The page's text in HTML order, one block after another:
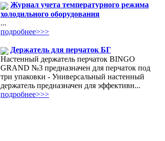
Журнал учета температурного режима
холодильного оборудования
...
подробнее>>>
Держатель для перчаток БГ
Настенный держатель перчаток BINGO
GRAND №3 предназначен для перчаток под
три упаковки - Универсальный настенный
держатель предназначен для эффективн...
подробнее>>>